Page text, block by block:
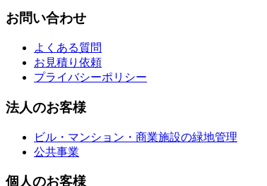
お問い合わせ
よくある質問
お見積り依頼
プライバシーポリシー
法人のお客様
ビル・マンション・商業施設の緑地管理
公共事業
個人のお客様